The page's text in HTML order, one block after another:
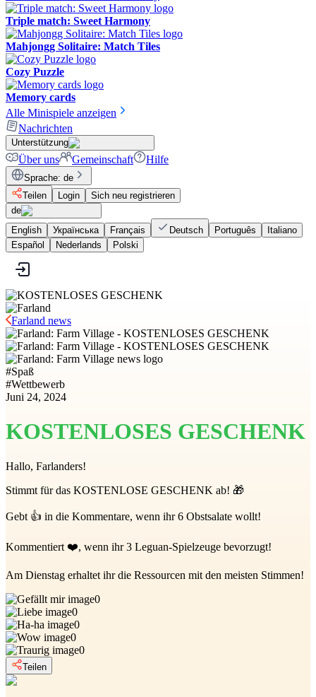
Triple match: Sweet Harmony
Mahjongg Solitaire: Match Tiles
Cozy Puzzle
Memory cards
Alle Minispiele anzeigen
Nachrichten
Unterstützung
Über uns Gemeinschaft Hilfe
Sprache: de
Teilen
Login
Sich neu registrieren
de
English
Українська Français Deutsch Português
Italiano
Español
Nederlands Polski
Farland news
#Spaß
#Wettbewerb
Juni 24, 2024
KOSTENLOSES GESCHENK
Hallo, Farlanders!
Stimmt für das KOSTENLOSE GESCHENK ab! 🎁
Gebt 👍 in die Kommentare, wenn ihr 6 Obstsalate wollt!
Kommentiert ❤️, wenn ihr 3 Leguan-Spielzeuge bevorzugt!
Am Dienstag erhaltet ihr die Ressourcen mit den meisten Stimmen!
0
0
0
0
0
Teilen